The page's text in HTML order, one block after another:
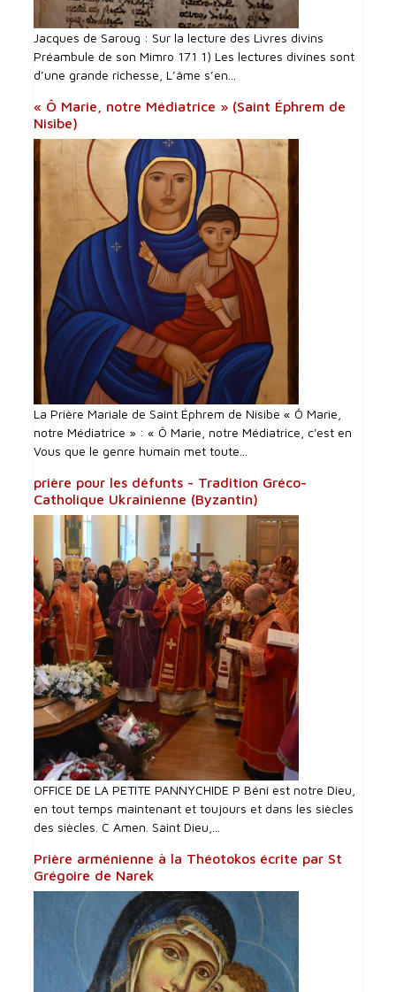
Jacques de Saroug : Sur la lecture des Livres divins
Préambule de son Mimro 171 1) Les lectures divines sont
d’une grande richesse, L’âme s’en...
« Ô Marie, notre Médiatrice » (Saint Éphrem de
Nisibe)
La Prière Mariale de Saint Éphrem de Nisibe « Ô Marie,
notre Médiatrice » : « Ô Marie, notre Médiatrice, c'est en
Vous que le genre humain met toute...
prière pour les défunts - Tradition Gréco-
Catholique Ukrainienne (Byzantin)
OFFICE DE LA PETITE PANNYCHIDE P Béni est notre Dieu,
en tout temps maintenant et toujours et dans les siècles
des siècles. C Amen. Saint Dieu,...
Prière arménienne à la Théotokos écrite par St
Grégoire de Narek